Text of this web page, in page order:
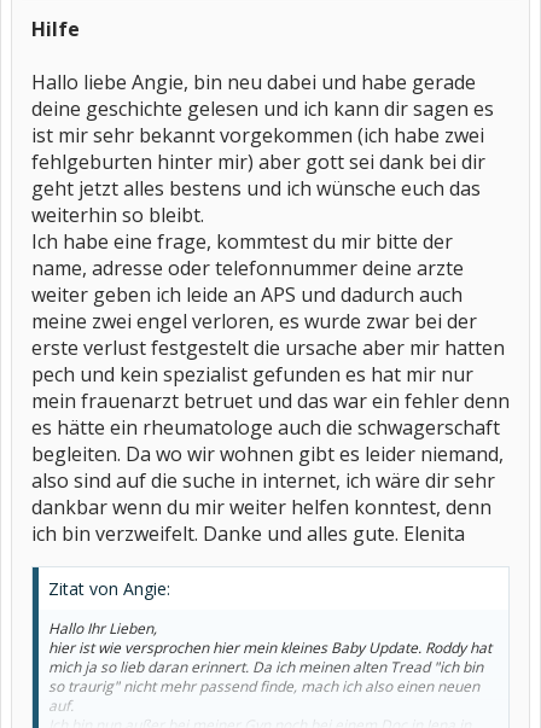
Hilfe
Hallo liebe Angie, bin neu dabei und habe gerade
deine geschichte gelesen und ich kann dir sagen es
ist mir sehr bekannt vorgekommen (ich habe zwei
fehlgeburten hinter mir) aber gott sei dank bei dir
geht jetzt alles bestens und ich wünsche euch das
weiterhin so bleibt.
Ich habe eine frage, kommtest du mir bitte der
name, adresse oder telefonnummer deine arzte
weiter geben ich leide an APS und dadurch auch
meine zwei engel verloren, es wurde zwar bei der
erste verlust festgestelt die ursache aber mir hatten
pech und kein spezialist gefunden es hat mir nur
mein frauenarzt betruet und das war ein fehler denn
es hätte ein rheumatologe auch die schwagerschaft
begleiten. Da wo wir wohnen gibt es leider niemand,
also sind auf die suche in internet, ich wäre dir sehr
dankbar wenn du mir weiter helfen konntest, denn
ich bin verzweifelt. Danke und alles gute. Elenita
Zitat von Angie:
Hallo Ihr Lieben,
hier ist wie versprochen hier mein kleines Baby Update. Roddy hat
mich ja so lieb daran erinnert. Da ich meinen alten Tread "ich bin
so traurig" nicht mehr passend finde, mach ich also einen neuen
auf.